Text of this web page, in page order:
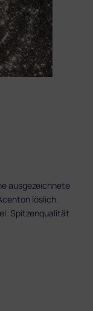
ausgezeichnete
löslich.
Spitzenqualität